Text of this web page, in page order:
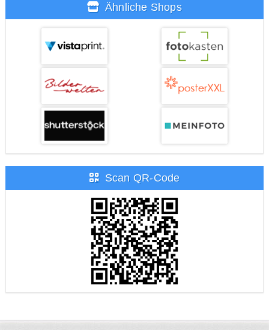
Ähnliche Shops
Scan QR-Code